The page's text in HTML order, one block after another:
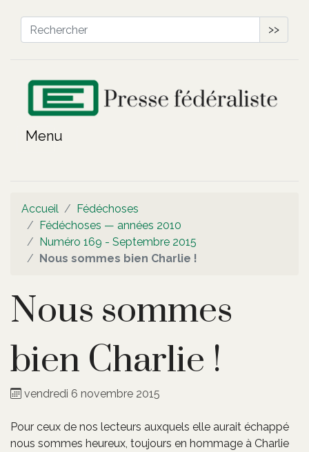
>>
Accueil
Fédéchoses
Fédéchoses — années 2010
Numéro 169 - Septembre 2015
Nous sommes bien Charlie !
Nous sommes
bien Charlie !
vendredi 6 novembre 2015
Pour ceux de nos lecteurs auxquels elle aurait échappé
nous sommes heureux, toujours en hommage à Charlie